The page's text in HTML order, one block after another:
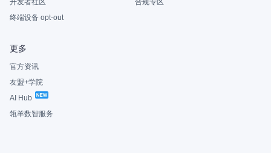
开发者社区
终端设备 opt-out
合规专区
更多
官方资讯
友盟+学院
AI Hub
瓴羊数智服务